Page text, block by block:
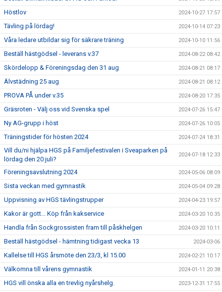
Höstlov 2024-10-27 17:57
Tävling på lördag! 2024-10-14 07:23
Våra ledare utbildar sig för säkrare träning 2024-10-10 11:56
Beställ hästgödsel - leverans v.37 2024-08-22 08:42
Skördelopp & Föreningsdag den 31 aug 2024-08-21 08:17
Älvstädning 25 aug 2024-08-21 08:12
PROVA PÅ under v.35 2024-08-20 17:35
Gräsroten - Välj oss vid Svenska spel 2024-07-26 15:47
Ny AG-grupp i höst 2024-07-26 10:05
Träningstider för hösten 2024 2024-07-24 18:31
Vill du/ni hjälpa HGS på Familjefestivalen i Sveaparken på
lördag den 20 juli?
2024-07-18 12:33
Föreningsavslutning 2024 2024-05-06 08:09
Sista veckan med gymnastik 2024-05-04 09:28
Uppvisning av HGS tävlingstrupper 2024-04-23 19:57
Kakor är gott... Köp från kakservice 2024-03-20 10:35
Handla från Sockgrossisten fram till påskhelgen 2024-03-20 10:11
Beställ hästgödsel - hämtning tidigast vecka 13 2024-03-06
Kallelse till HGS årsmöte den 23/3, kl 15.00 2024-02-21 10:17
Välkomna till vårens gymnastik 2024-01-11 20:38
HGS vill önska alla en trevlig nyårshelg. 2023-12-31 17:55